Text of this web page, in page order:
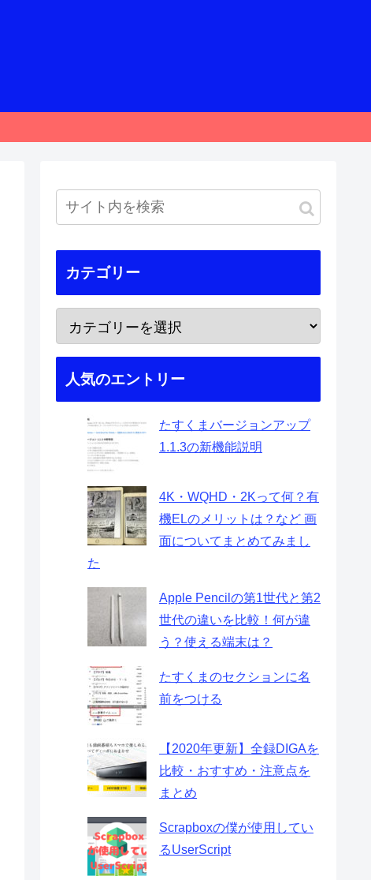
カテゴリー
人気のエントリー
たすくまバージョンアップ
1.1.3の新機能説明
4K・WQHD・2Kって何？有
機ELのメリットは？など 画
面についてまとめてみまし
た
Apple Pencilの第1世代と第2
世代の違いを比較！何が違
う？使える端末は？
たすくまのセクションに名
前をつける
【2020年更新】全録DIGAを
比較・おすすめ・注意点を
まとめ
Scrapboxの僕が使用してい
るUserScript